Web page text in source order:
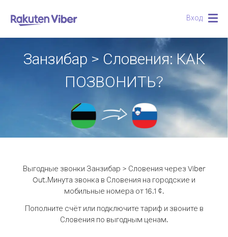
Вход
Занзибар > Словения: КАК
ПОЗВОНИТЬ?
Выгодные звонки Занзибар > Словения через Viber
Out.Минута звонка в Словения на городские и
мобильные номера от 16.1 ¢.
Пополните счёт или подключите тариф и звоните в
Словения по выгодным ценам.